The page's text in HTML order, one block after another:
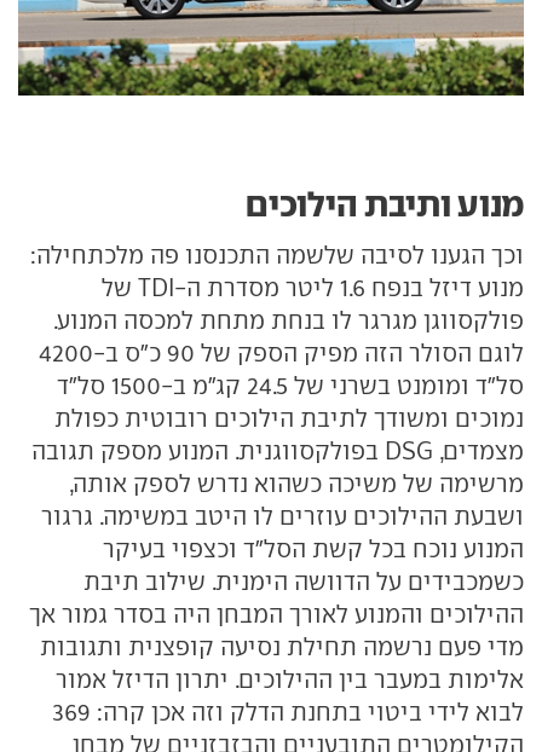
מנוע ותיבת הילוכים
וכך הגענו לסיבה שלשמה התכנסנו פה מלכתחילה:
מנוע דיזל בנפח 1.6 ליטר מסדרת ה-TDI של
פולקסווגן מגרגר לו בנחת מתחת למכסה המנוע.
לוגם הסולר הזה מפיק הספק של 90 כ"ס ב-4200
סל"ד ומומנט בשרני של 24.5 קג"מ ב-1500 סל"ד
נמוכים ומשודך לתיבת הילוכים רובוטית כפולת
מצמדים, DSG בפולקסווגנית. המנוע מספק תגובה
מרשימה של משיכה כשהוא נדרש לספק אותה,
ושבעת ההילוכים עוזרים לו היטב במשימה. גרגור
המנוע נוכח בכל קשת הסל"ד וכצפוי בעיקר
כשמכבידים על הדוושה הימנית. שילוב תיבת
ההילוכים והמנוע לאורך המבחן היה בסדר גמור אך
מדי פעם נרשמה תחילת נסיעה קופצנית ותגובות
אלימות במעבר בין ההילוכים. יתרון הדיזל אמור
לבוא לידי ביטוי בתחנת הדלק וזה אכן קרה: 369
הקילומטרים התובעניים והבזבזניים של מבחן